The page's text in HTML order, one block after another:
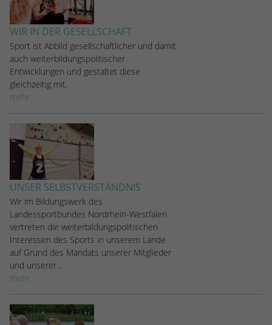
WIR IN DER GESELLSCHAFT
Sport ist Abbild gesellschaftlicher und damit
auch weiterbildungspolitischer
Entwicklungen und gestaltet diese
gleichzeitig mit.
mehr
UNSER SELBSTVERSTÄNDNIS
Wir im Bildungswerk des
Landessportbundes Nordrhein-Westfalen
vertreten die weiterbildungspolitischen
Interessen des Sports in unserem Lande
auf Grund des Mandats unserer Mitglieder
und unserer…
mehr
stammen, und die Seiten in anonymisierter
Form.
Name _dc_gtm_UA-53600496-1
Anbieter
Zweck
Dieser Cookie identifiziert die Besucher
nach Alter, Geschlecht oder Interessen
und nutzt dazu den DoubleClick des
Google Tag Manager, um die gezielte
Anzeigenplatzierung zu vereinfachen.